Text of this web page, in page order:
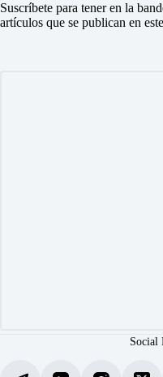
Suscríbete para tener en la
artículos que se publican en
Social